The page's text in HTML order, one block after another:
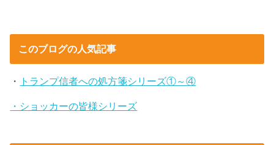
このブログの人気記事
・ トランプ信者への処方箋シリーズ①～④
・ショッカーの皆様シリーズ